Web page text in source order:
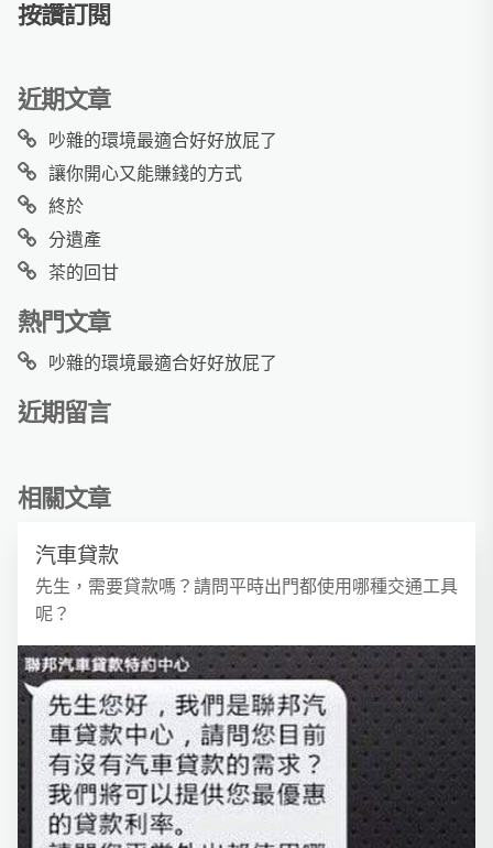
按讚訂閱
近期文章
吵雜的環境最適合好好放屁了
讓你開心又能賺錢的方式
終於
分遺產
茶的回甘
熱門文章
吵雜的環境最適合好好放屁了
近期留言
相關文章
汽車貸款
先生，需要貸款嗎？請問平時出門都使用哪種交通工具
呢？